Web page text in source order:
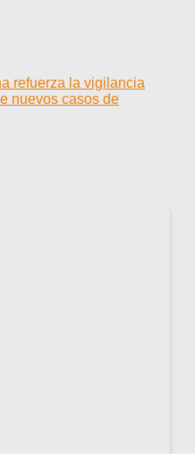
refuerza la vigilancia
nuevos casos de